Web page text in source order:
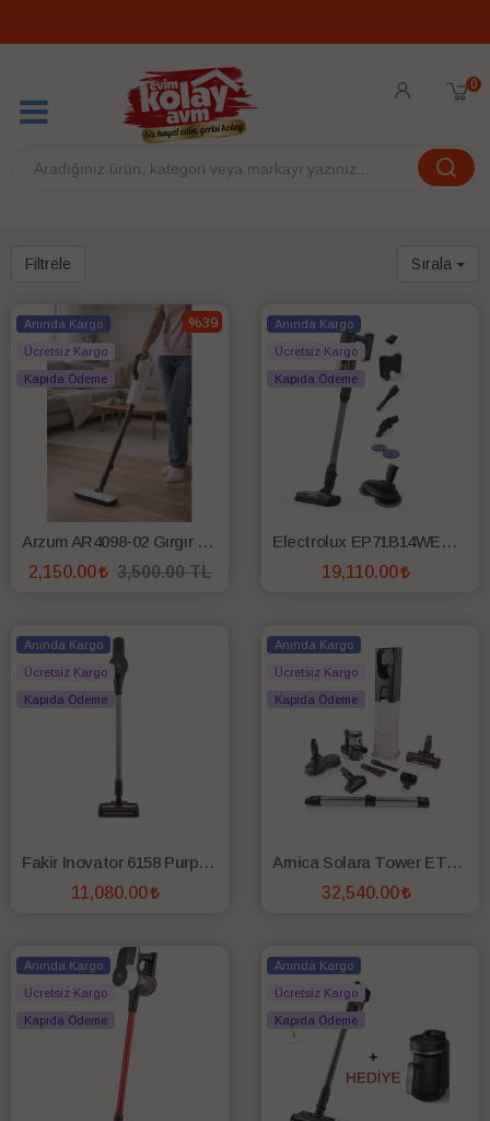
0
Filtrele Sırala
%39
Anında Kargo
Ücretsiz Kargo
Kapıda Ödeme
Arzum AR4098-02 Gırgır 2in1 Elektrikli Dikey Süpürge - Beyaz
2,150.00
3,500.00 TL
Anında Kargo
Ücretsiz Kargo
Kapıda Ödeme
Electrolux EP71B14WET Islak Kuru Şarjlı Dikey Süpürge + EPPCS2 Temizleme Kovası Hediyeli
19,110.00
Anında Kargo
Ücretsiz Kargo
Kapıda Ödeme
Fakir Inovator 6158 Purple Şarjlı Dikey Süpürge
11,080.00
SEPETE EKLE
Anında Kargo
Ücretsiz Kargo
Kapıda Ödeme
Arnica Solara Tower ET13490 Islak Kuru Şarjlı Dikey Süpürge
32,540.00
Anında Kargo
Ücretsiz Kargo
Kapıda Ödeme
Anında Kargo
Ücretsiz Kargo
Kapıda Ödeme